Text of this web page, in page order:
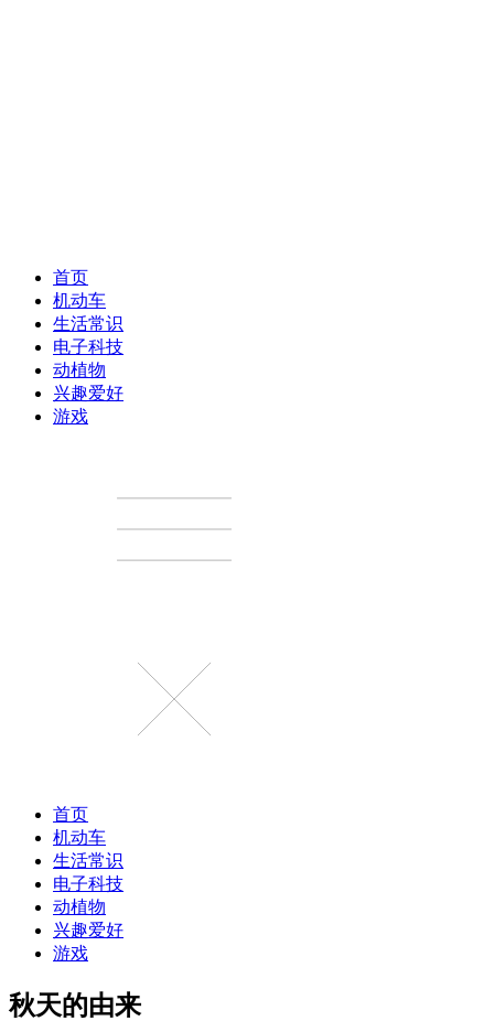
首页
机动车
生活常识
电子科技
动植物
兴趣爱好
游戏
首页
机动车
生活常识
电子科技
动植物
兴趣爱好
游戏
秋天的由来